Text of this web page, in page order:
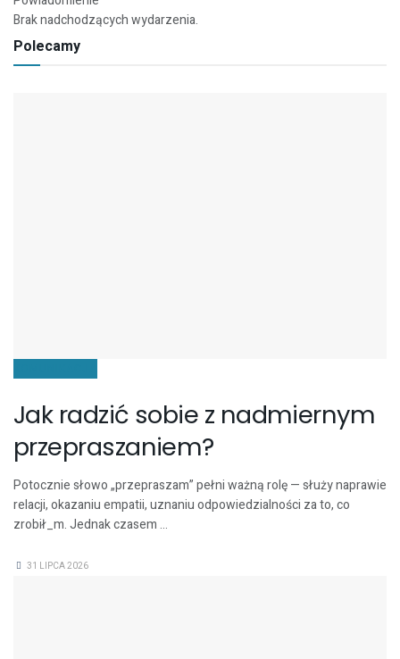
Brak nadchodzących wydarzenia.
Polecamy
Jak radzić sobie z nadmiernym
przepraszaniem?
Potocznie słowo „przepraszam” pełni ważną rolę — służy naprawie
relacji, okazaniu empatii, uznaniu odpowiedzialności za to, co
zrobił_m. Jednak czasem ...
31 LIPCA 2026